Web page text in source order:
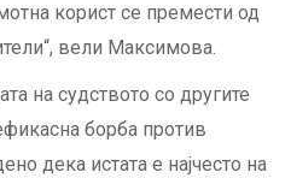
корист се премести од
вели Максимова.
на судството со другите
борба против
дека истата е најчесто на